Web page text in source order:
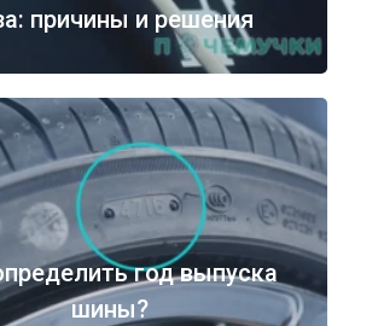
причины и решения
год выпуска
шины?